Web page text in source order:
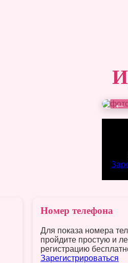
←
Номер телефона
Для показа номера
пройдите простую и
регистрацию
Зарегистрироваться